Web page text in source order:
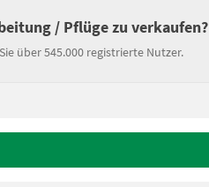
/ Pflüge zu verkaufen?
über 545.000 registrierte Nutzer.